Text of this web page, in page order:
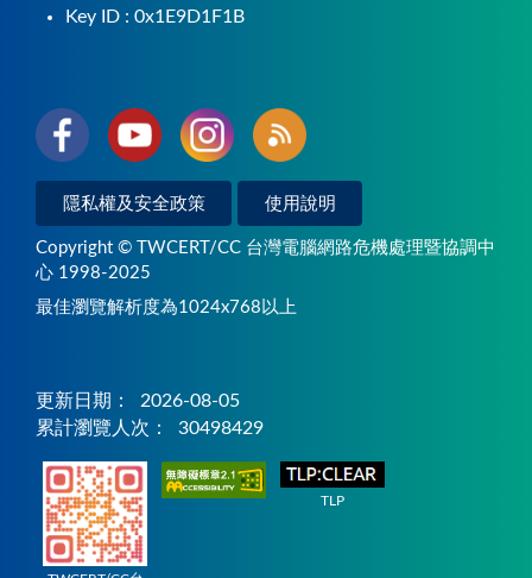
Key ID : 0x1E9D1F1B
隱私權及安全政策 使用說明
Copyright © TWCERT/CC 台灣電腦網路危機處理暨協調中
心 1998-2025
最佳瀏覽解析度為1024x768以上
更新日期：
2026-08-05
累計瀏覽人次：
30498429
TLP